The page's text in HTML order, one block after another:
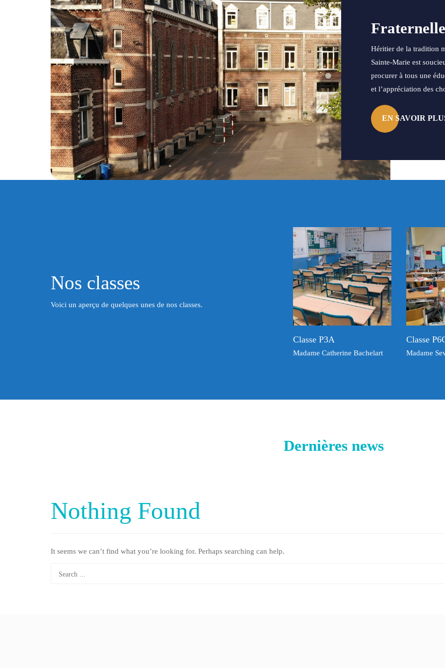
Héritier de la tradition
Sainte-Marie est
procurer à tous une
et l’appréciation des
EN SAVOIR
Nos classes
Voici un aperçu de quelques unes de nos classes.
Classe P3A
Madame Catherine Bachelart
Classe
Madame
Dernières news
Nothing Found
It seems we can’t find what you’re looking for. Perhaps searching can help.